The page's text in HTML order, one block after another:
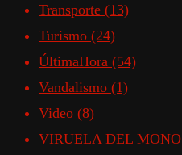
Transporte (13)
Turismo (24)
ÚltimaHora (54)
Vandalismo (1)
Video (8)
VIRUELA DEL MONO